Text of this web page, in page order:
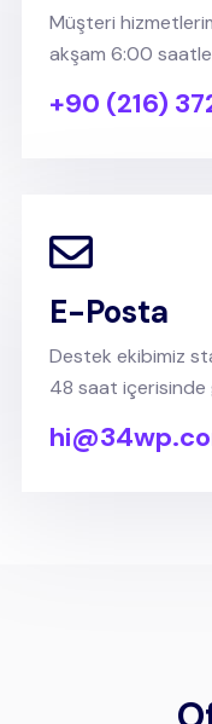
Müşteri
akşam 6:00
+90 (216)
E-Posta
Destek ekibimiz
48 saat içerisinde